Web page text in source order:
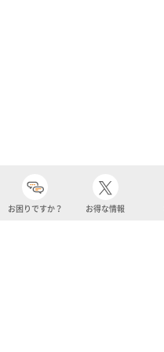
お困りですか？ お得な情報